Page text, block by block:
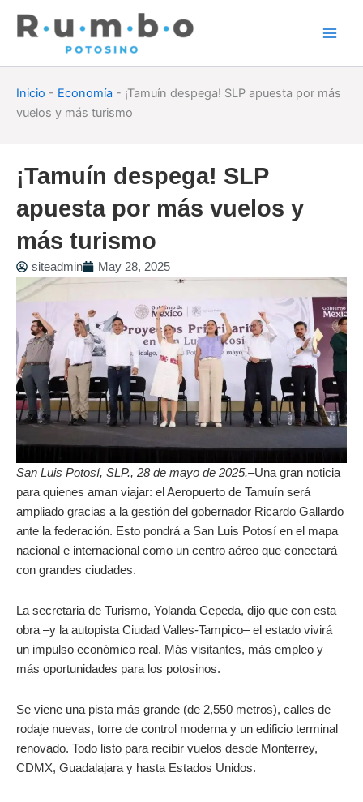
Inicio - Economía - ¡Tamuín despega! SLP apuesta por más
vuelos y más turismo
¡Tamuín despega! SLP
apuesta por más vuelos y
más turismo
siteadmin May 28, 2025
San Luis Potosí, SLP., 28 de mayo de 2025.–Una gran noticia
para quienes aman viajar: el Aeropuerto de Tamuín será
ampliado gracias a la gestión del gobernador Ricardo Gallardo
ante la federación. Esto pondrá a San Luis Potosí en el mapa
nacional e internacional como un centro aéreo que conectará
con grandes ciudades.
La secretaria de Turismo, Yolanda Cepeda, dijo que con esta
obra –y la autopista Ciudad Valles-Tampico– el estado vivirá
un impulso económico real. Más visitantes, más empleo y
más oportunidades para los potosinos.
Se viene una pista más grande (de 2,550 metros), calles de
rodaje nuevas, torre de control moderna y un edificio terminal
renovado. Todo listo para recibir vuelos desde Monterrey,
CDMX, Guadalajara y hasta Estados Unidos.